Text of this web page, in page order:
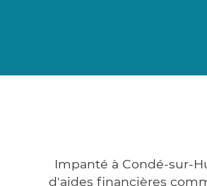
Impanté à Condé-sur-
d'aides financières